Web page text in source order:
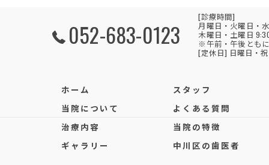
052-683-0123
[診療時間]
月曜日・火曜日・
木曜日・土曜日
※午前・午後とも
[定休日] 日曜日・
ホーム
当院について
治療内容
ギャラリー
スタッフ
よくある質問
当院の特徴
中川区の歯医者